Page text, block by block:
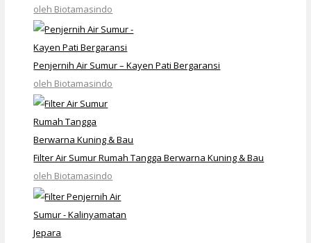
oleh Biotamasindo
Penjernih Air Sumur – Kayen Pati Bergaransi
oleh Biotamasindo
Filter Air Sumur Rumah Tangga Berwarna Kuning & Bau
oleh Biotamasindo